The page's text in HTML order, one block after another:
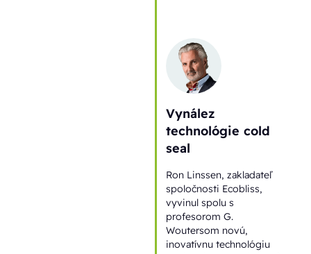
Vynález
technológie cold
seal
Ron Linssen, zakladateľ
spoločnosti Ecobliss,
vyvinul spolu s
profesorom G.
Woutersom novú,
inovatívnu technológiu